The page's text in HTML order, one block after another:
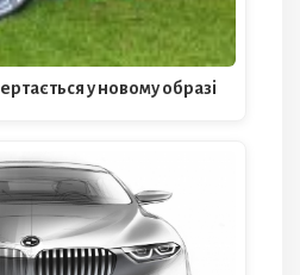
у новому образі